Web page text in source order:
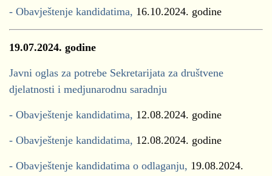
- Obavještenje kandidatima, 16.10.2024. godine
19.07.2024. godine
Javni oglas za potrebe Sekretarijata za društvene
djelatnosti i medjunarodnu saradnju
- Obavještenje kandidatima, 12.08.2024. godine
- Obavještenje kandidatima, 12.08.2024. godine
- Obavještenje kandidatima o odlaganju, 19.08.2024.